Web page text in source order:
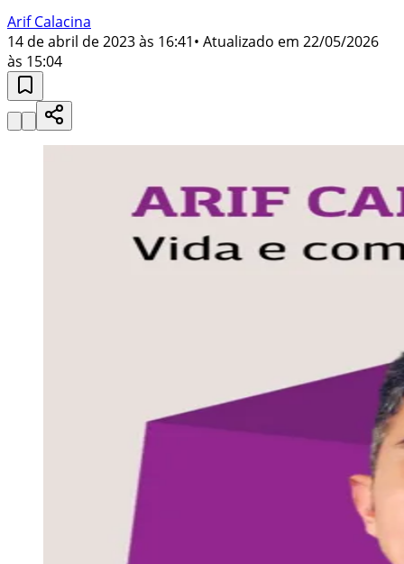
Arif Calacina
14 de abril de 2023 às 16:41• Atualizado em 22/05/2026
às 15:04